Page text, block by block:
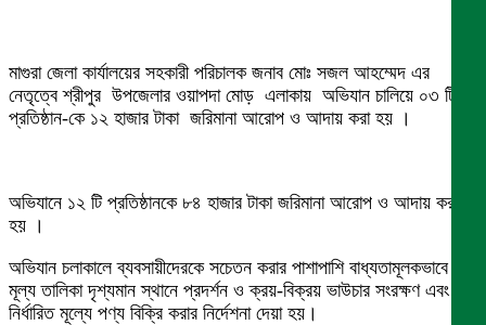
মাগুরা জেলা কার্যালয়ের সহকারী পরিচালক জনাব মোঃ সজল আহম্মেদ এর
নেতৃত্বে শ্রীপুর উপজেলার ওয়াপদা মোড় এলাকায় অভিযান চালিয়ে ০৩ টি
প্রতিষ্ঠান-কে ১২ হাজার টাকা জরিমানা আরোপ ও আদায় করা হয় ।
অভিযানে ১২ টি প্রতিষ্ঠানকে ৮৪ হাজার টাকা জরিমানা আরোপ ও আদায় করা
হয় ।
অভিযান চলাকালে ব্যবসায়ীদেরকে সচেতন করার পাশাপাশি বাধ্যতামূলকভাবে
মূল্য তালিকা দৃশ্যমান স্থানে প্রদর্শন ও ক্রয়-বিক্রয় ভাউচার সংরক্ষণ এবং
নির্ধারিত মূল্যে পণ্য বিক্রি করার নির্দেশনা দেয়া হয়।